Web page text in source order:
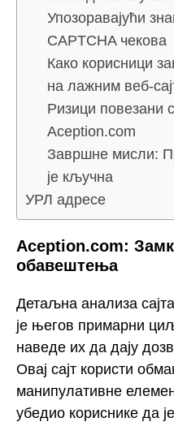
Упозоравајући
CAPTCHA чекова
Како корисници
на лажним веб-
Ризици повезани
Aception.com
Завршне мисли:
је кључна
УРЛ адресе
Aception.com:
обавештења
Детаљна анализа
је његов примарни
наведе их да дају
Овај сајт користи
манипулативне
убедио кориснике да